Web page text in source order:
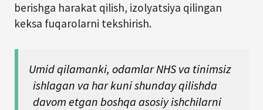
berishga harakat qilish, izolyatsiya qilingan
keksa fuqarolarni tekshirish.
Umid qilamanki, odamlar NHS va tinimsiz
ishlagan va har kuni shunday qilishda
davom etgan boshqa asosiy ishchilarni